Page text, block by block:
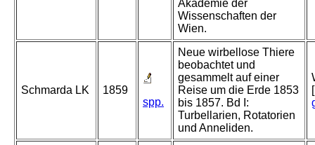
Akademie der
Wissenschaften der
Wien.
Schmarda LK
1859
spp.
Neue wirbellose Thiere
beobachtet und
gesammelt auf einer
Reise um die Erde 1853
bis 1857. Bd I:
Turbellarien, Rotatorien
und Anneliden.